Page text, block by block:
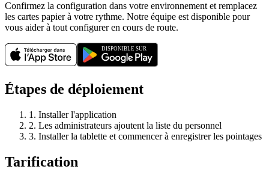
Confirmez la configuration dans votre environnement et remplacez
les cartes papier à votre rythme. Notre équipe est disponible pour
vous aider à tout configurer en cours de route.
Étapes de déploiement
1. Installer l'application
2. Les administrateurs ajoutent la liste du personnel
3. Installer la tablette et commencer à enregistrer les pointages
Tarification